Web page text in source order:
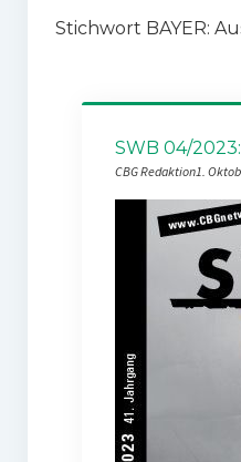
Stichwort BAYER:
SWB 04/
CBG Redaktion1.